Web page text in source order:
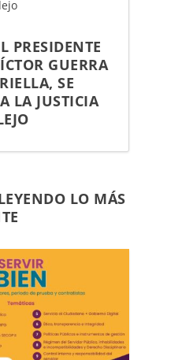
PRESIDENTE
GUERRA
SE
LA JUSTICIA
LO MÁS